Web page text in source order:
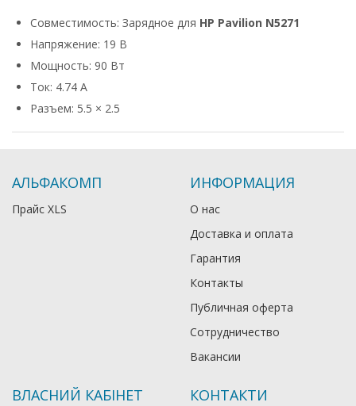
Совместимость: Зарядное для HP Pavilion N5271
Напряжение: 19 В
Мощность: 90 Вт
Ток: 4.74 А
Разъем: 5.5 × 2.5
АЛЬФАКОМП
Прайс XLS
ИНФОРМАЦИЯ
О нас
Доставка и оплата
Гарантия
Контакты
Публичная оферта
Сотрудничество
Вакансии
ВЛАСНИЙ КАБІНЕТ КОНТАКТИ